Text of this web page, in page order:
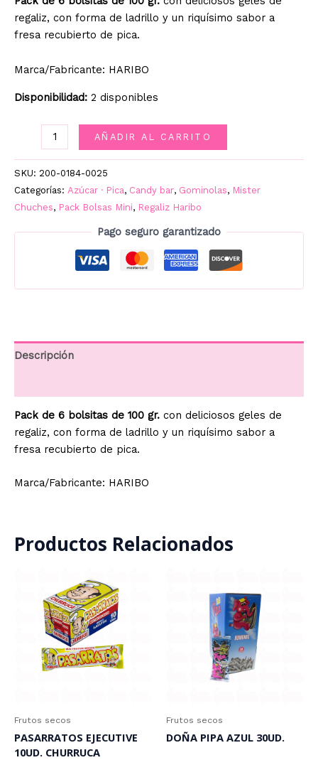
regaliz, con forma de ladrillo y un riquísimo sabor a
fresa recubierto de pica.
Marca/Fabricante: HARIBO
Disponibilidad: 2 disponibles
cantidad
AÑADIR AL CARRITO
SKU: 200-0184-0025
Categorías: Azúcar · Pica, Candy bar, Gominolas, Mister
Chuches, Pack Bolsas Mini, Regaliz Haribo
Pago seguro garantizado
Descripción
Pack de 6 bolsitas de 100 gr. con deliciosos geles de
regaliz, con forma de ladrillo y un riquísimo sabor a
fresa recubierto de pica.
Marca/Fabricante: HARIBO
Productos Relacionados
Frutos secos
PASARRATOS EJECUTIVE
10UD. CHURRUCA
Frutos secos
DOÑA PIPA AZUL 30UD.